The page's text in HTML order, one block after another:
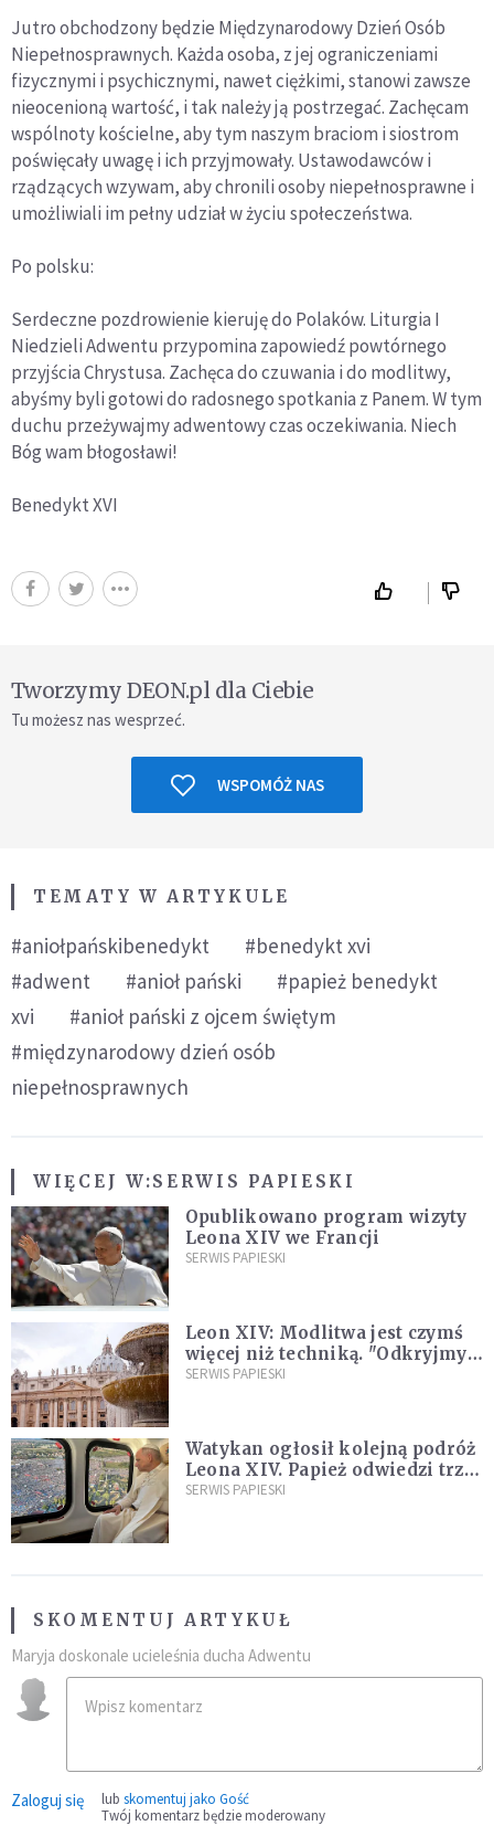
Jutro obchodzony będzie Międzynarodowy Dzień Osób
Niepełnosprawnych. Każda osoba, z jej ograniczeniami
fizycznymi i psychicznymi, nawet ciężkimi, stanowi zawsze
nieocenioną wartość, i tak należy ją postrzegać. Zachęcam
wspólnoty kościelne, aby tym naszym braciom i siostrom
poświęcały uwagę i ich przyjmowały. Ustawodawców i
rządzących wzywam, aby chronili osoby niepełnosprawne i
umożliwiali im pełny udział w życiu społeczeństwa.
Po polsku:
Serdeczne pozdrowienie kieruję do Polaków. Liturgia I
Niedzieli Adwentu przypomina zapowiedź powtórnego
przyjścia Chrystusa. Zachęca do czuwania i do modlitwy,
abyśmy byli gotowi do radosnego spotkania z Panem. W tym
duchu przeżywajmy adwentowy czas oczekiwania. Niech
Bóg wam błogosławi!
Benedykt XVI
Tworzymy DEON.pl dla Ciebie
Tu możesz nas wesprzeć.
WSPOMÓŻ NAS
TEMATY W ARTYKULE
#aniołpańskibenedykt
#benedykt xvi
#adwent
#anioł pański
#papież benedykt
xvi
#anioł pański z ojcem świętym
#międzynarodowy dzień osób
niepełnosprawnych
WIĘCEJ W:SERWIS PAPIESKI
Opublikowano program wizyty
Leona XIV we Francji
SERWIS PAPIESKI
Leon XIV: Modlitwa jest czymś
więcej niż techniką. "Odkryjmy
ją na nowo"
SERWIS PAPIESKI
Watykan ogłosił kolejną podróż
Leona XIV. Papież odwiedzi trzy
kraje Ameryki Południowej
SERWIS PAPIESKI
SKOMENTUJ ARTYKUŁ
Maryja doskonale ucieleśnia ducha Adwentu
Zaloguj się lub skomentuj jako Gość
Twój komentarz będzie moderowany